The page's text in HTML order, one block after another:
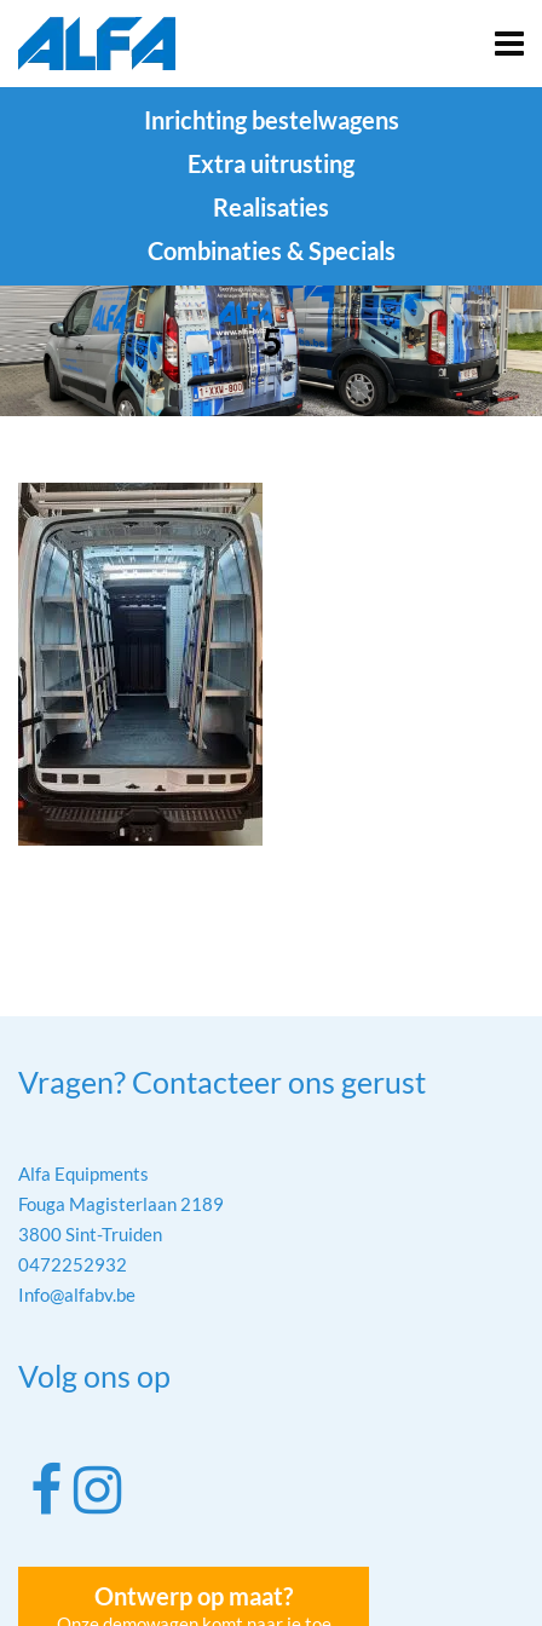
Inrichting bestelwagens
Extra uitrusting
Realisaties
Combinaties & Specials
5
Vragen? Contacteer ons gerust
Alfa Equipments
Fouga Magisterlaan 2189
3800 Sint-Truiden
0472252932
Info@alfabv.be
Volg ons op
Ontwerp op maat?